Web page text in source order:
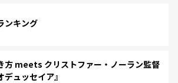
ンキング
方 meets クリストファー・ノーラン監督
デュッセイア』